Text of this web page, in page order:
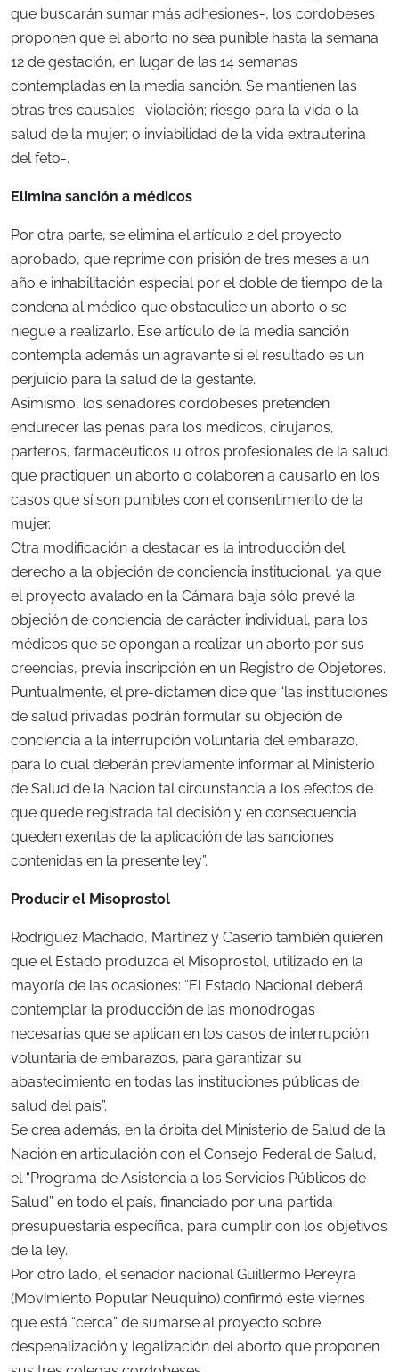
que buscarán sumar más adhesiones-, los cordobeses
proponen que el aborto no sea punible hasta la semana
12 de gestación, en lugar de las 14 semanas
contempladas en la media sanción. Se mantienen las
otras tres causales -violación; riesgo para la vida o la
salud de la mujer; o inviabilidad de la vida extrauterina
del feto-.
Elimina sanción a médicos
Por otra parte, se elimina el artículo 2 del proyecto
aprobado, que reprime con prisión de tres meses a un
año e inhabilitación especial por el doble de tiempo de la
condena al médico que obstaculice un aborto o se
niegue a realizarlo. Ese artículo de la media sanción
contempla además un agravante si el resultado es un
perjuicio para la salud de la gestante.
Asimismo, los senadores cordobeses pretenden
endurecer las penas para los médicos, cirujanos,
parteros, farmacéuticos u otros profesionales de la salud
que practiquen un aborto o colaboren a causarlo en los
casos que sí son punibles con el consentimiento de la
mujer.
Otra modificación a destacar es la introducción del
derecho a la objeción de conciencia institucional, ya que
el proyecto avalado en la Cámara baja sólo prevé la
objeción de conciencia de carácter individual, para los
médicos que se opongan a realizar un aborto por sus
creencias, previa inscripción en un Registro de Objetores.
Puntualmente, el pre-dictamen dice que “las instituciones
de salud privadas podrán formular su objeción de
conciencia a la interrupción voluntaria del embarazo,
para lo cual deberán previamente informar al Ministerio
de Salud de la Nación tal circunstancia a los efectos de
que quede registrada tal decisión y en consecuencia
queden exentas de la aplicación de las sanciones
contenidas en la presente ley”.
Producir el Misoprostol
Rodríguez Machado, Martínez y Caserio también quieren
que el Estado produzca el Misoprostol, utilizado en la
mayoría de las ocasiones: “El Estado Nacional deberá
contemplar la producción de las monodrogas
necesarias que se aplican en los casos de interrupción
voluntaria de embarazos, para garantizar su
abastecimiento en todas las instituciones públicas de
salud del país”.
Se crea además, en la órbita del Ministerio de Salud de la
Nación en articulación con el Consejo Federal de Salud,
el “Programa de Asistencia a los Servicios Públicos de
Salud” en todo el país, financiado por una partida
presupuestaria específica, para cumplir con los objetivos
de la ley.
Por otro lado, el senador nacional Guillermo Pereyra
(Movimiento Popular Neuquino) confirmó este viernes
que está “cerca” de sumarse al proyecto sobre
despenalización y legalización del aborto que proponen